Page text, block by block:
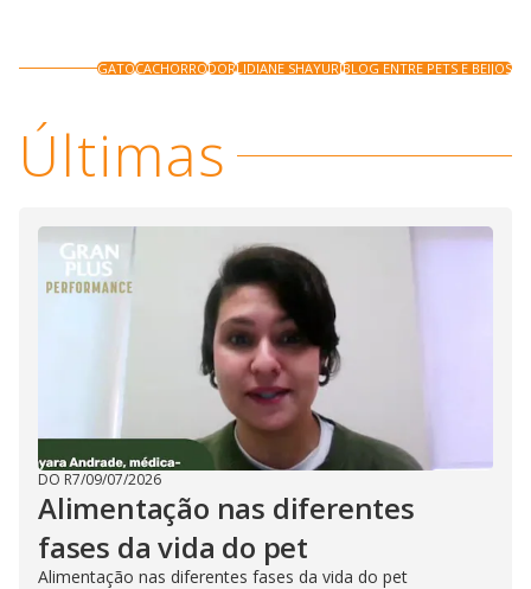
GATOCACHORRODORLIDIANE SHAYURIBLOG ENTRE PETS E BEIJOS
Últimas
DO R7/09/07/2026
Alimentação nas diferentes
fases da vida do pet
Alimentação nas diferentes fases da vida do pet